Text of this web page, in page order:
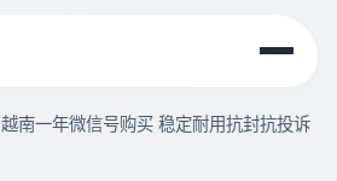
越南一年微信号购买 稳定耐用抗封抗投诉